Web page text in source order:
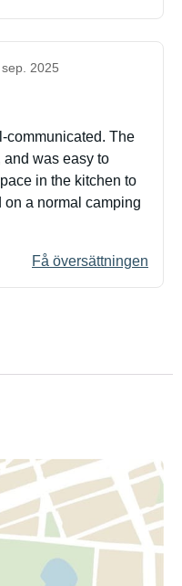
sep. 2025
communicated. The
was easy to
in the kitchen to
a normal camping
Få översättningen